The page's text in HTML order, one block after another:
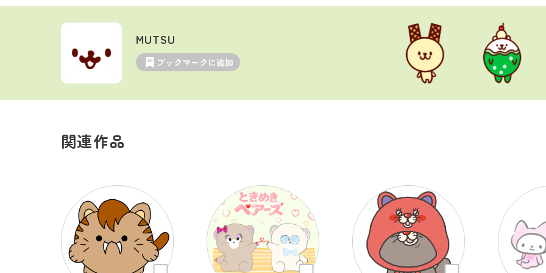
MUTSU
ブックマークに追加
関連作品